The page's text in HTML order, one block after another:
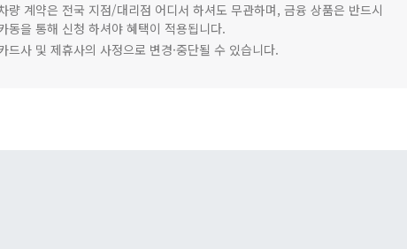
량 계약은 전국 지점/대리점 어디서 하셔도 무관하며, 금융 상품은 반드시
동을 통해 신청 하셔야 혜택이 적용됩니다.
드사 및 제휴사의 사정으로 변경·중단될 수 있습니다.